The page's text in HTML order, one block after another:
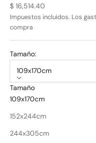
Precio de oferta
$ 16,514.40
Impuestos incluidos. Los
compra
Tamaño:
109x170cm
Tamaño
109x170cm
152x244cm
244x305cm